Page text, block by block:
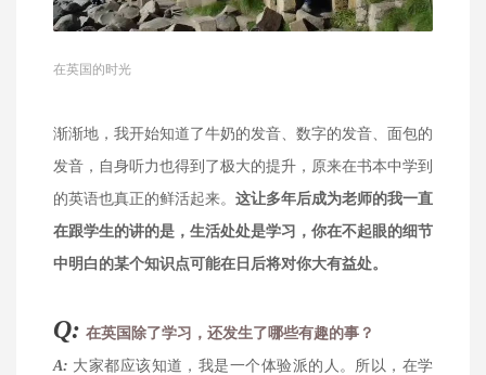
在英国的时光
渐渐地，我开始知道了牛奶的发音、数字的发音、面包的
发音，自身听力也得到了极大的提升，原来在书本中学到
的英语也真正的鲜活起来。 这让多年后成为老师的我一直
在跟学生的讲的是，生活处处是学习，你在不起眼的细节
中明白的某个知识点可能在日后将对你大有益处。
Q: 在英国除了学习，还发生了哪些有趣的事？
A: 大家都应该知道，我是一个体验派的人。所以，在学